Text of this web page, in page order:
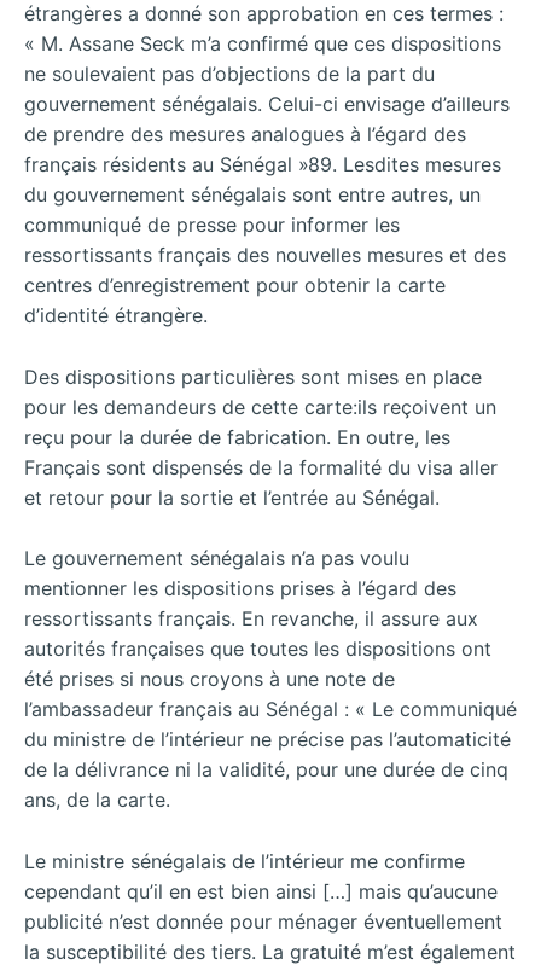
étrangères a donné son approbation en ces termes :
« M. Assane Seck m’a confirmé que ces dispositions
ne soulevaient pas d’objections de la part du
gouvernement sénégalais. Celui-ci envisage d’ailleurs
de prendre des mesures analogues à l’égard des
français résidents au Sénégal »89. Lesdites mesures
du gouvernement sénégalais sont entre autres, un
communiqué de presse pour informer les
ressortissants français des nouvelles mesures et des
centres d’enregistrement pour obtenir la carte
d’identité étrangère.
Des dispositions particulières sont mises en place
pour les demandeurs de cette carte:ils reçoivent un
reçu pour la durée de fabrication. En outre, les
Français sont dispensés de la formalité du visa aller
et retour pour la sortie et l’entrée au Sénégal.
Le gouvernement sénégalais n’a pas voulu
mentionner les dispositions prises à l’égard des
ressortissants français. En revanche, il assure aux
autorités françaises que toutes les dispositions ont
été prises si nous croyons à une note de
l’ambassadeur français au Sénégal : « Le communiqué
du ministre de l’intérieur ne précise pas l’automaticité
de la délivrance ni la validité, pour une durée de cinq
ans, de la carte.
Le ministre sénégalais de l’intérieur me confirme
cependant qu’il en est bien ainsi […] mais qu’aucune
publicité n’est donnée pour ménager éventuellement
la susceptibilité des tiers. La gratuité m’est également